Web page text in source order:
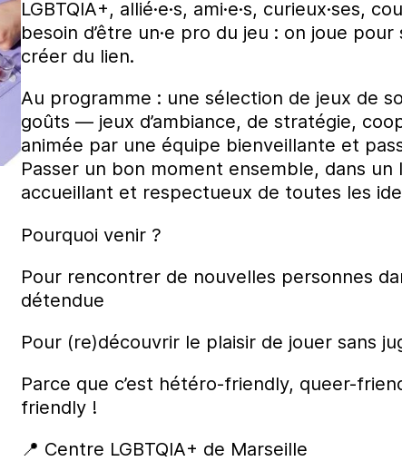
LGBTQIA+, allié·e·s, ami·e·s, curieux·ses,
besoin d’être un·e pro du jeu : on joue
créer du lien.
Au programme : une sélection de jeux de
goûts — jeux d’ambiance, de stratégie,
animée par une équipe bienveillante et
Passer un bon moment ensemble, dans un
accueillant et respectueux de toutes les
Pourquoi venir ?
Pour rencontrer de nouvelles personnes
détendue
Pour (re)découvrir le plaisir de jouer sans
Parce que c’est hétéro-friendly, queer-
friendly !
📍 Centre LGBTQIA+ de Marseille